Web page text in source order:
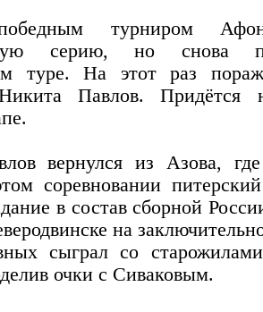
турниром
серию, но снова
туре. На этот раз
Павлов. Придётся
вернулся из Азова, где
соревновании
в состав сборной
на
сыграл со
очки с Сиваковым.